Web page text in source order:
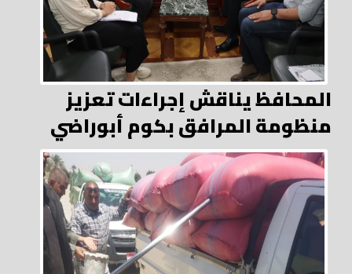
المحافظ يناقش إجراءات تعزيز
منظومة المرافق بكوم أبوراضي